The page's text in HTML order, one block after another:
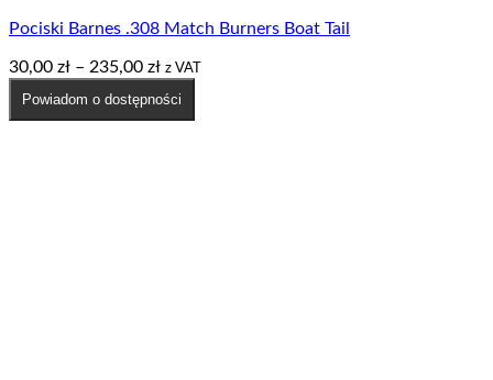
Pociski Barnes .308 Match Burners Boat Tail
30,00 zł – 235,00 złZakres
od
z VAT
Powiadom o dostępności